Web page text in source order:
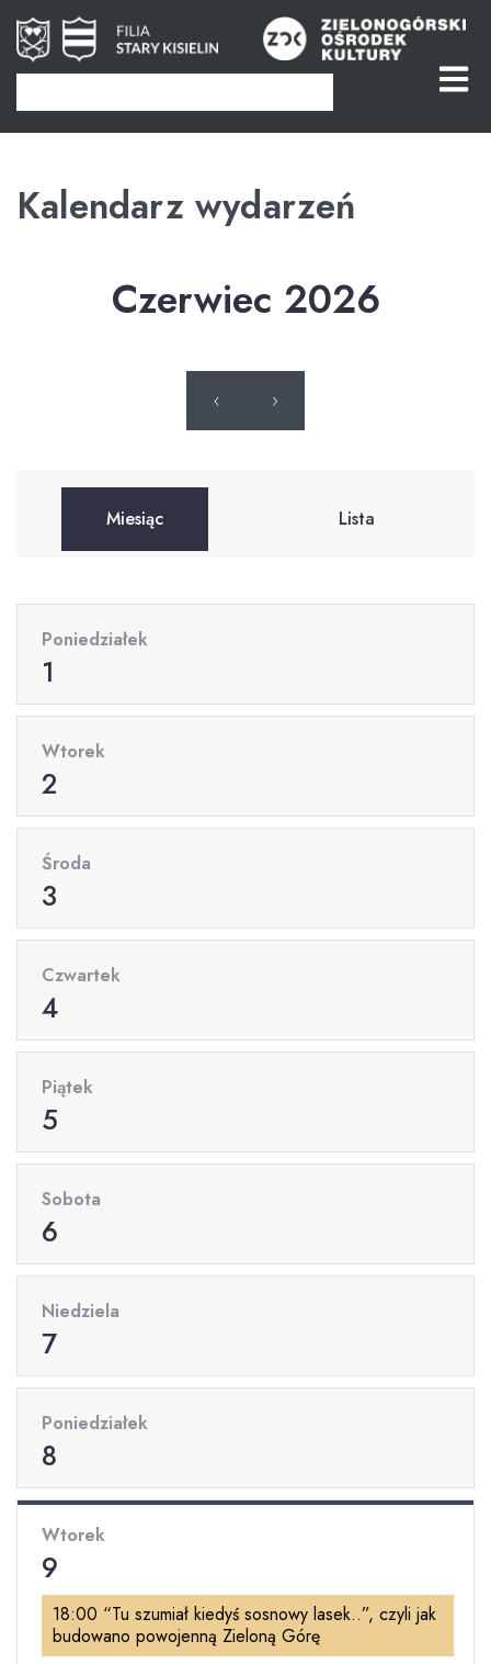
Kalendarz wydarzeń
‹ ›
Czerwiec 2026
Miesiąc Lista
Poniedziałek
1
Wtorek
2
Środa
3
Czwartek
4
Piątek
5
Sobota
6
Niedziela
7
Poniedziałek
8
Wtorek
9
18:00 “Tu szumiał kiedyś sosnowy lasek..”, czyli jak
budowano powojenną Zieloną Górę